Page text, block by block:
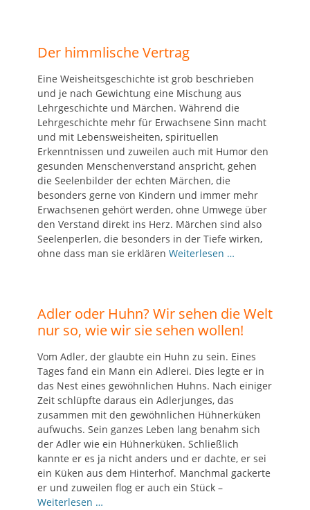
Der himmlische Vertrag
Eine Weisheitsgeschichte ist grob beschrieben
und je nach Gewichtung eine Mischung aus
Lehrgeschichte und Märchen. Während die
Lehrgeschichte mehr für Erwachsene Sinn macht
und mit Lebensweisheiten, spirituellen
Erkenntnissen und zuweilen auch mit Humor den
gesunden Menschenverstand anspricht, gehen
die Seelenbilder der echten Märchen, die
besonders gerne von Kindern und immer mehr
Erwachsenen gehört werden, ohne Umwege über
den Verstand direkt ins Herz. Märchen sind also
Seelenperlen, die besonders in der Tiefe wirken,
ohne dass man sie erklären Weiterlesen …
Adler oder Huhn? Wir sehen die Welt
nur so, wie wir sie sehen wollen!
Vom Adler, der glaubte ein Huhn zu sein. Eines
Tages fand ein Mann ein Adlerei. Dies legte er in
das Nest eines gewöhnlichen Huhns. Nach einiger
Zeit schlüpfte daraus ein Adlerjunges, das
zusammen mit den gewöhnlichen Hühnerküken
aufwuchs. Sein ganzes Leben lang benahm sich
der Adler wie ein Hühnerküken. Schließlich
kannte er es ja nicht anders und er dachte, er sei
ein Küken aus dem Hinterhof. Manchmal gackerte
er und zuweilen flog er auch ein Stück –
Weiterlesen …